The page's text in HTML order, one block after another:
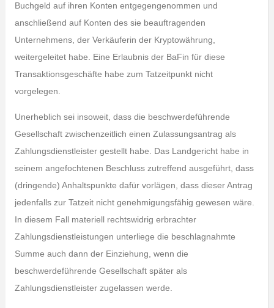
Buchgeld auf ihren Konten entgegengenommen und
anschließend auf Konten des sie beauftragenden
Unternehmens, der Verkäuferin der Kryptowährung,
weitergeleitet habe. Eine Erlaubnis der BaFin für diese
Transaktionsgeschäfte habe zum Tatzeitpunkt nicht
vorgelegen.
Unerheblich sei insoweit, dass die beschwerdeführende
Gesellschaft zwischenzeitlich einen Zulassungsantrag als
Zahlungsdienstleister gestellt habe. Das Landgericht habe in
seinem angefochtenen Beschluss zutreffend ausgeführt, dass
(dringende) Anhaltspunkte dafür vorlägen, dass dieser Antrag
jedenfalls zur Tatzeit nicht genehmigungsfähig gewesen wäre.
In diesem Fall materiell rechtswidrig erbrachter
Zahlungsdienstleistungen unterliege die beschlagnahmte
Summe auch dann der Einziehung, wenn die
beschwerdeführende Gesellschaft später als
Zahlungsdienstleister zugelassen werde.